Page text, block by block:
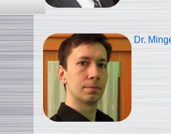
Dr.